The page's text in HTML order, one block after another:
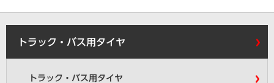
トラック・バス用タイヤ
トラック・バス用タイヤ